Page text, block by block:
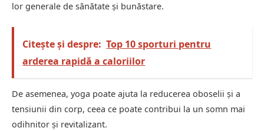
lor generale de sănătate și bunăstare.
Citește și despre: Top 10 sporturi pentru
arderea rapidă a caloriilor
De asemenea, yoga poate ajuta la reducerea oboselii și a
tensiunii din corp, ceea ce poate contribui la un somn mai
odihnitor și revitalizant.